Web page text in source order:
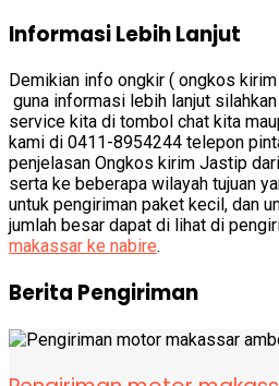
Informasi Lebih Lanjut
Demikian info ongkir ( ongkos
guna informasi lebih lanjut
service kita di tombol chat kita
kami di 0411-8954244 telepon
penjelasan Ongkos kirim Jastip
serta ke beberapa wilayah tujuan
untuk pengiriman paket kecil, dan
jumlah besar dapat di lihat di
makassar ke nabire.
Berita Pengiriman